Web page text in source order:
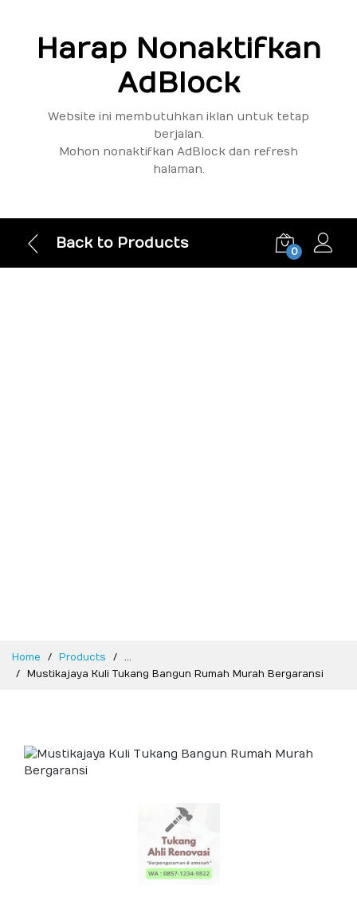
Harap Nonaktifkan
AdBlock
Website ini membutuhkan iklan untuk tetap
berjalan.
Mohon nonaktifkan AdBlock dan refresh
halaman.
Back to Products
0
Home Products
...
Mustikajaya Kuli Tukang Bangun Rumah Murah Bergaransi